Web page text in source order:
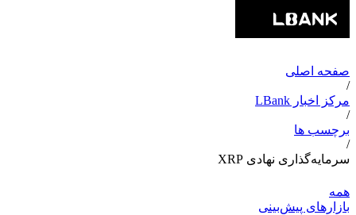
صفحه اصلی
/
مرکز اخبار LBank
/
برچسب ها
/
سرمایه‌گذاری نهادی XRP
همه
بازارهای پیش‌بینی